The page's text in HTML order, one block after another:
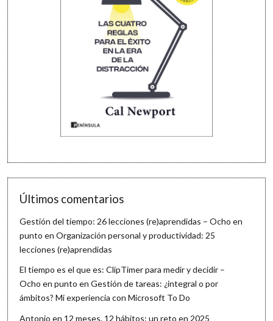
Últimos comentarios
Gestión del tiempo: 26 lecciones (re)aprendidas – Ocho en
punto enOrganización personal y productividad: 25
lecciones (re)aprendidas
El tiempo es el que es: ClipTimer para medir y decidir –
Ocho en punto enGestión de tareas: ¿integral o por
ámbitos? Mi experiencia con Microsoft To Do
Antonio en 12 meses, 12 hábitos: un reto en 2025